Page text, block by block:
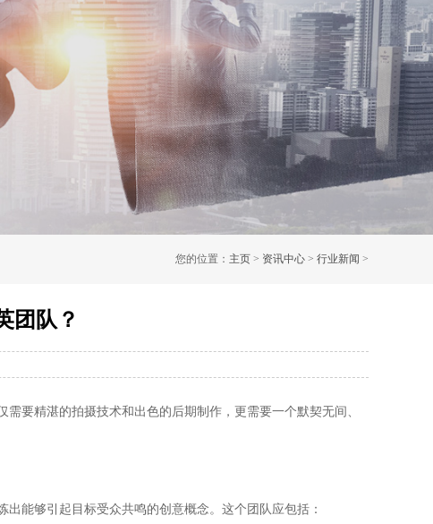
您的位置： 主页 > 资讯中心 > 行业新闻 >
团队？
要精湛的拍摄技术和出色的后期制作，更需要一个默契无间、
能够引起目标受众共鸣的创意概念。这个团队应包括：